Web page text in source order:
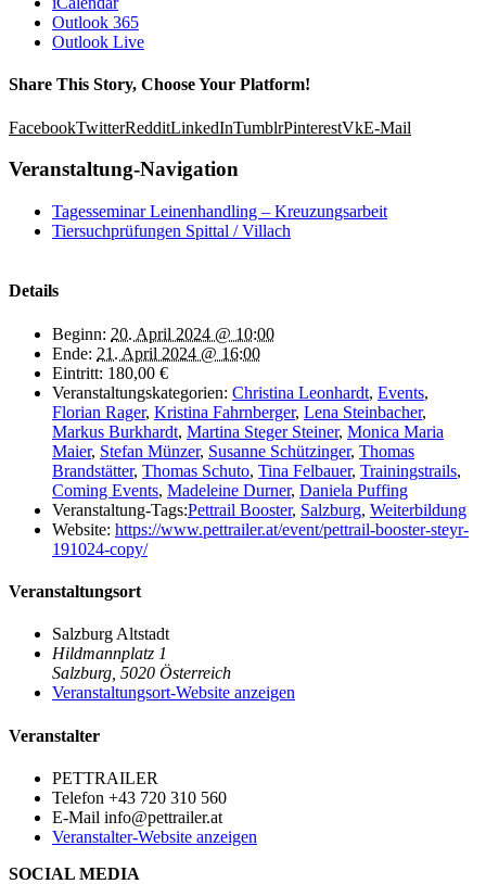
Outlook 365
Outlook Live
Share This Story, Choose Your Platform!
FacebookTwitterRedditLinkedInTumblrPinterestVkE-Mail
Veranstaltung-Navigation
Tagesseminar Leinenhandling – Kreuzungsarbeit
Tiersuchprüfungen Spittal / Villach
Details
Beginn: 20. April 2024 @ 10:00
Ende: 21. April 2024 @ 16:00
Eintritt: 180,00 €
Veranstaltungskategorien: Christina Leonhardt, Events,
Florian Rager, Kristina Fahrnberger, Lena Steinbacher,
Markus Burkhardt, Martina Steger Steiner, Monica Maria
Maier, Stefan Münzer, Susanne Schützinger, Thomas
Brandstätter, Thomas Schuto, Tina Felbauer, Trainingstrails,
Coming Events, Madeleine Durner, Daniela Puffing
Veranstaltung-Tags:Pettrail Booster, Salzburg, Weiterbildung
Website: https://www.pettrailer.at/event/pettrail-booster-steyr-
191024-copy/
Veranstaltungsort
Salzburg Altstadt
Hildmannplatz 1
Salzburg 5020 Österreich
Veranstaltungsort-Website anzeigen
Veranstalter
PETTRAILER
Telefon +43 720 310 560
E-Mail info@pettrailer.at
Veranstalter-Website anzeigen
SOCIAL MEDIA